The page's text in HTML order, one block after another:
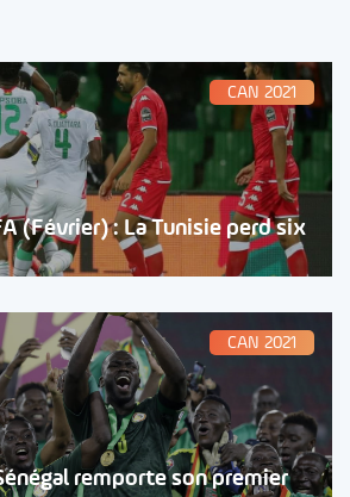
CAN 2021
(Février) : La Tunisie perd six
CAN 2021
remporte son premier